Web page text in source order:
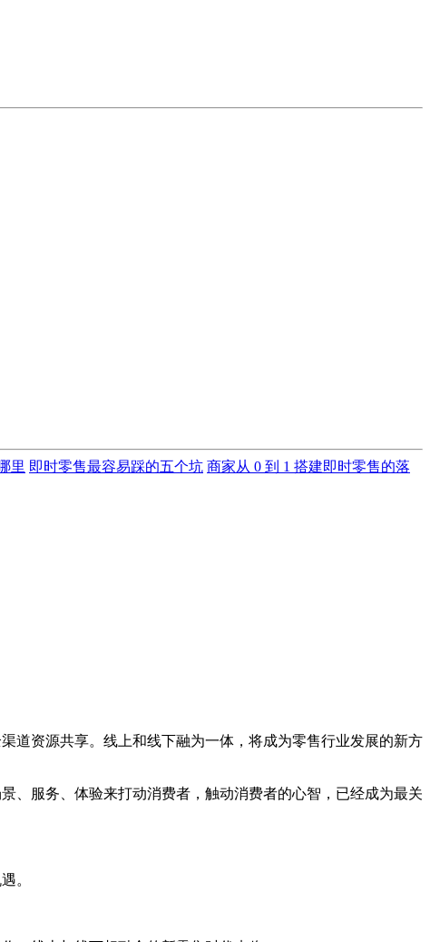
里 即时零售最容易踩的五个坑 商家从 0 到 1 搭建即时零售的落
资源共享。线上和线下融为一体，将成为零售行业发展的新方
服务、体验来打动消费者，触动消费者的心智，已经成为最关
。